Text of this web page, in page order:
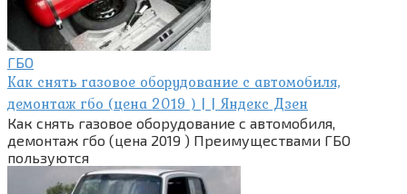
ГБО
Как снять газовое оборудование с автомобиля,
демонтаж гбо (цена 2019 ) | | Яндекс Дзен
Как снять газовое оборудование с автомобиля,
демонтаж гбо (цена 2019 ) Преимуществами ГБО
пользуются